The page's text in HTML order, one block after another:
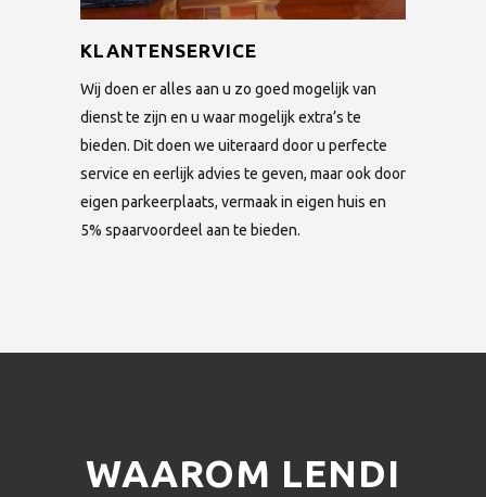
KLANTENSERVICE
Wij doen er alles aan u zo goed mogelijk van
dienst te zijn en u waar mogelijk extra’s te
bieden. Dit doen we uiteraard door u perfecte
service en eerlijk advies te geven, maar ook door
eigen parkeerplaats, vermaak in eigen huis en
5% spaarvoordeel aan te bieden.
WAAROM LENDI